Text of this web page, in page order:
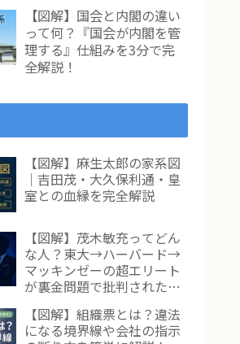
【図解】国会と内閣の違い
って何？『国会が内閣を管
理する』仕組みを3分で完
全解説！
【図解】麻生太郎の家系図
｜吉田茂・大久保利通・皇
室との血縁を完全解説
【図解】茂木敏充ってどん
な人？東大→ハーバード→
マッキンゼーの超エリート
が裏金問題で批判された理
【図解】組織票とは？違法
になる境界線や会社の指示